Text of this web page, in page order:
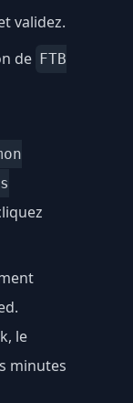
validez.
de FTB
le
minutes